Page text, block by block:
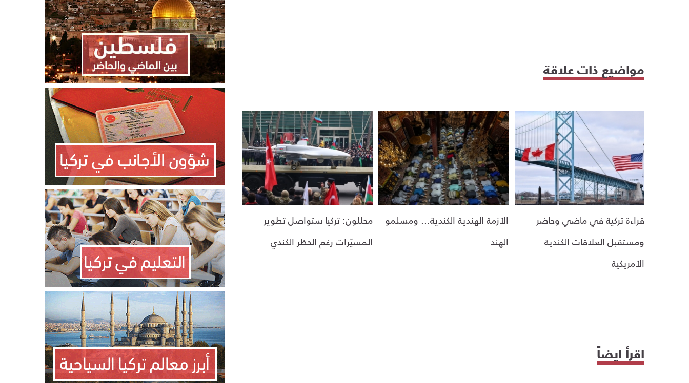
مواضيع ذات علاقة
قراءة تركية في ماضي وحاضر
ومستقبل العلاقات الكندية -
الأمريكية
الأزمة الهندية الكندية... ومسلمو
الهند
محللون: تركيا ستواصل تطوير
المسيّرات رغم الحظر الكندي
اقرأ ايضاً